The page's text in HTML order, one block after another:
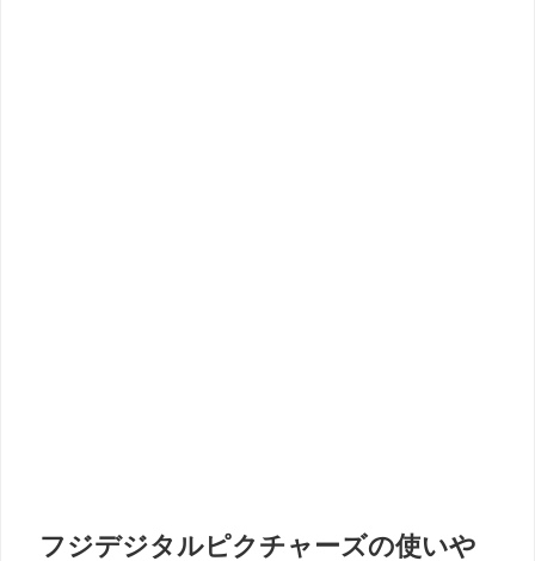
フジデジタルピクチャーズの使いや